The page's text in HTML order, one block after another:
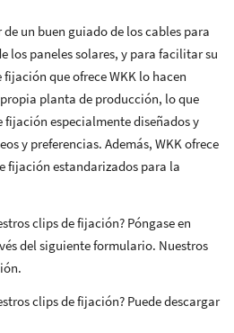
un buen guiado de los cables para
los paneles solares, y para facilitar su
que ofrece WKK lo hacen
planta de producción, lo que
especialmente diseñados y
y preferencias. Además, WKK ofrece
fijación estandarizados para la
clips de fijación? Póngase en
del siguiente formulario. Nuestros
clips de fijación? Puede descargar